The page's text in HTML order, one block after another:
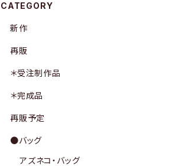
CATEGORY
新作
再販
＊受注制作品
＊完成品
再販予定
●バッグ
アズネコ・バッグ